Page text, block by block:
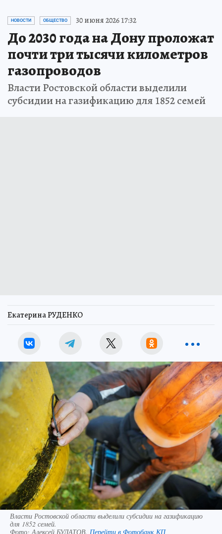
НОВОСТИ ОБЩЕСТВО 30 июня 2026 17:32
До 2030 года на Дону проложат
почти три тысячи километров
газопроводов
Власти Ростовской области выделили
субсидии на газификацию для 1852 семей
Екатерина РУДЕНКО
Власти Ростовской области выделили субсидии на газификацию
для 1852 семей.
Фото: Алексей БУЛАТОВ. Перейти в Фотобанк КП